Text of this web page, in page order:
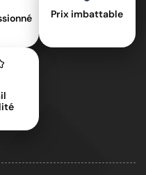
Prix imbattable